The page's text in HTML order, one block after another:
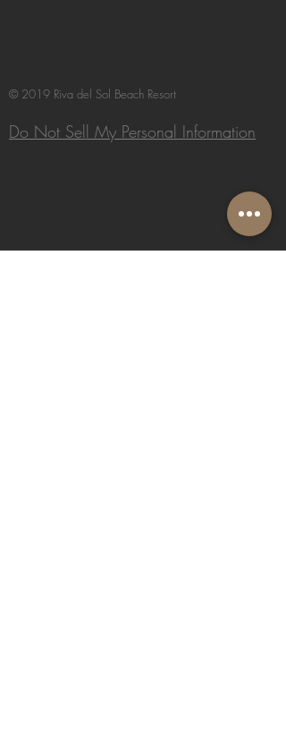
© 2019 Riva del Sol Beach Resort
Do Not Sell My Personal Information